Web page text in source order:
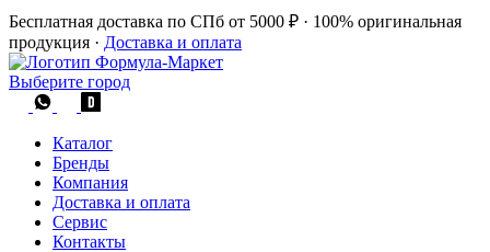
Бесплатная доставка по СПб от 5000 ₽ · 100% оригинальная
продукция · Доставка и оплата
Выберите город
Каталог
Бренды
Компания
Доставка и оплата
Сервис
Контакты